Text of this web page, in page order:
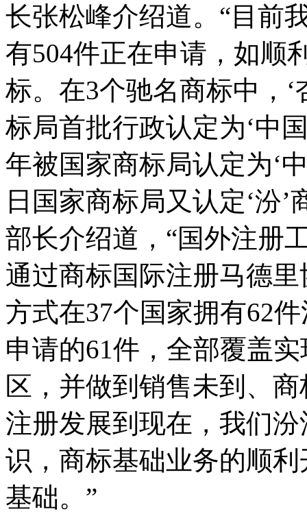
长张松峰介绍道。“目前
有504件正在申请，如顺
标。在3个驰名商标中，
标局首批行政认定为‘中
年被国家商标局认定为‘
日国家商标局又认定‘汾
部长介绍道，“国外注册
通过商标国际注册马德
方式在37个国家拥有62
申请的61件，全部覆盖
区，并做到销售未到、
注册发展到现在，我们
识，商标基础业务的顺
基础。”